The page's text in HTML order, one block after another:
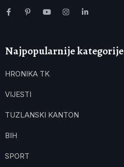
Najpopularnije kategorije
HRONIKA TK
VIJESTI
TUZLANSKI KANTON
BIH
SPORT